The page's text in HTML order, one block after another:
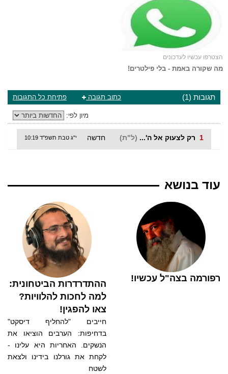
הצטרפו עכשיו לעדכונים
מה שקורה באמת - בלי פילטרים!
תגובות (1) פתיחת כל התגובות כתוב תגובה
מיון לפי:
רק לצעוק אל ה'... (ל"ת) 1 י"ג טבת תשפ"ד 10:19 חדשה
עוד בנושא
רפורמה בצה"ל עכשיו!
ההתדרדרות הביטחונית:
למה לחכות להלוויות?
צאו להפגין!
חייבים "להחליף דיסקט"
בדחיפות: הערבים הוציאו את
הנשקים. האחריות היא עלינו -
לקחת את גורלנו בידינו ולצאת
לשטח